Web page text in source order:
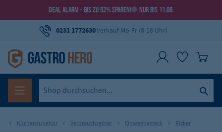
DEAL ALARM - BIS ZU 52% SPAREN! NUR BIS 11.08.
0231 1772630Verkauf Mo-Fr (8-18 Uhr)
Küchenzubehör Verbrauchsgüter Einwegbesteck Picker